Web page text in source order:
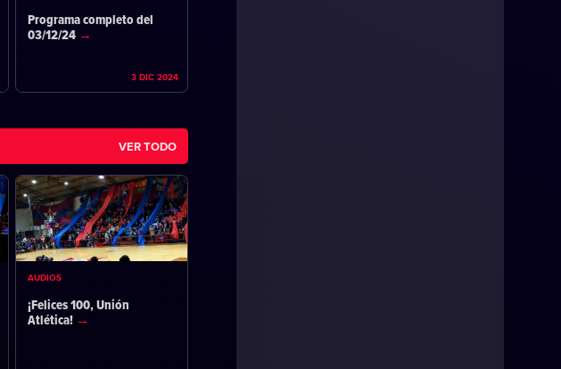
Programa completo del
03/12/24
3 DIC 2024
VER TODO
AUDIOS
¡Felices 100, Unión
Atlética!